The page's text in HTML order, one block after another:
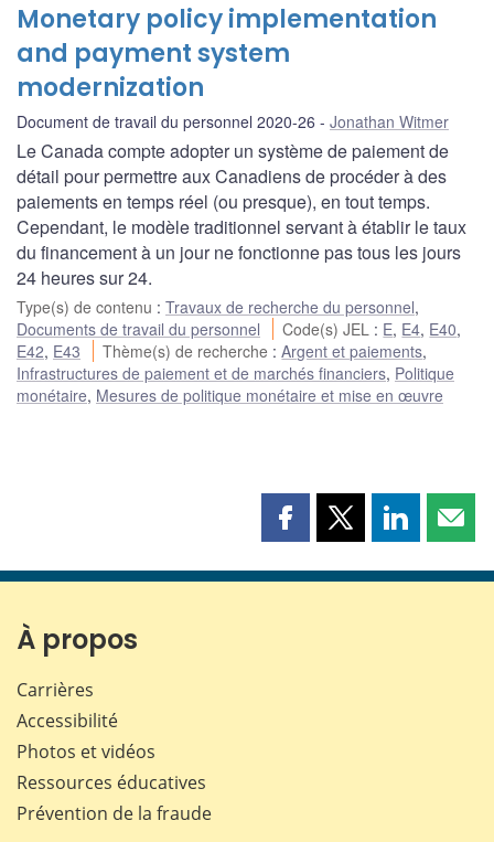
Monetary policy implementation
and payment system
modernization
Document de travail du personnel 2020-26 Jonathan Witmer
Le Canada compte adopter un système de paiement de
détail pour permettre aux Canadiens de procéder à des
paiements en temps réel (ou presque), en tout temps.
Cependant, le modèle traditionnel servant à établir le taux
du financement à un jour ne fonctionne pas tous les jours
24 heures sur 24.
Type(s) de contenu : Travaux de recherche du personnel,
Documents de travail du personnel
Code(s) JEL : E, E4, E40,
E42, E43 Thème(s) de recherche :Argent et paiements,
Infrastructures de paiement et de marchés financiers, Politique
monétaire, Mesures de politique monétaire et mise en œuvre
Partager
page
Partager
page
Partager
page page
À propos
Carrières
Accessibilité
Photos et vidéos
Ressources éducatives
Prévention de la fraude